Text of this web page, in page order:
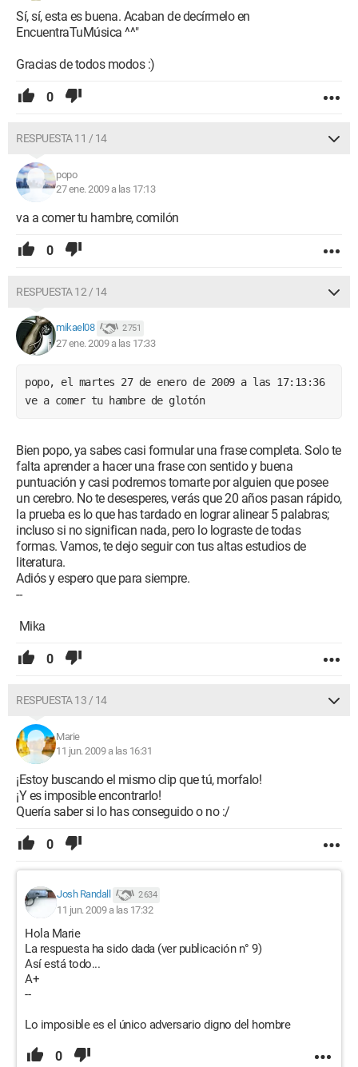
Sí, sí, esta es buena. Acaban de decírmelo en
EncuentraTuMúsica ^^"
Gracias de todos modos :)
0
RESPUESTA 11 / 14
popo
27 ene. 2009 a las 17:13
va a comer tu hambre, comilón
0
RESPUESTA 12 / 14
mikael08 2 751
27 ene. 2009 a las 17:33
popo, el martes 27 de enero de 2009 a las 17:13:36
ve a comer tu hambre de glotón
Bien popo, ya sabes casi formular una frase completa. Solo te
falta aprender a hacer una frase con sentido y buena
puntuación y casi podremos tomarte por alguien que posee
un cerebro. No te desesperes, verás que 20 años pasan rápido,
la prueba es lo que has tardado en lograr alinear 5 palabras;
incluso si no significan nada, pero lo lograste de todas
formas. Vamos, te dejo seguir con tus altas estudios de
literatura.
Adiós y espero que para siempre.
--
Mika
0
RESPUESTA 13 / 14
Marie
11 jun. 2009 a las 16:31
¡Estoy buscando el mismo clip que tú, morfalo!
¡Y es imposible encontrarlo!
Quería saber si lo has conseguido o no :/
0
Josh Randall 2 634
11 jun. 2009 a las 17:32
Hola Marie
La respuesta ha sido dada (ver publicación n° 9)
Así está todo...
A+
--
Lo imposible es el único adversario digno del hombre
0